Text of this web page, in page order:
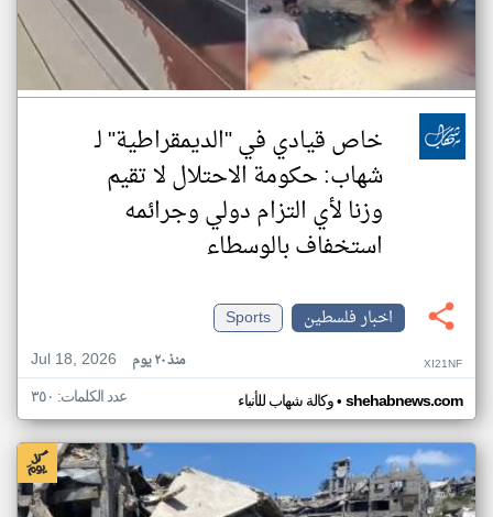
خاص قيادي في "الديمقراطية" لـ
شهاب: حكومة الاحتلال لا تقيم
وزنا لأي التزام دولي وجرائمه
استخفاف بالوسطاء
اخبار فلسطين
Sports
Jul 18, 2026
منذ ٢٠ يوم XI21NF
وكالة شهاب للأنباء• shehabnews.com عدد الكلمات: ٣٥٠